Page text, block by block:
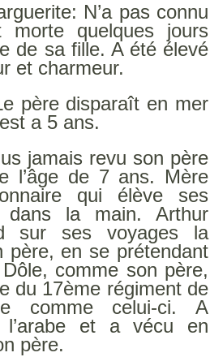
N’a pas connu
quelques jours
de sa fille. A été élevé
et charmeur.
père disparaît en mer
a 5 ans.
jamais revu son père
l’âge de 7 ans. Mère
qui élève ses
la main. Arthur
sur ses voyages la
père, en se prétendant
comme son père,
du 17ème régiment de
comme celui-ci. A
et a vécu en
père.